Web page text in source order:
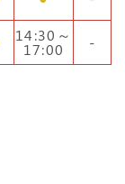
14:30～
17:00 -